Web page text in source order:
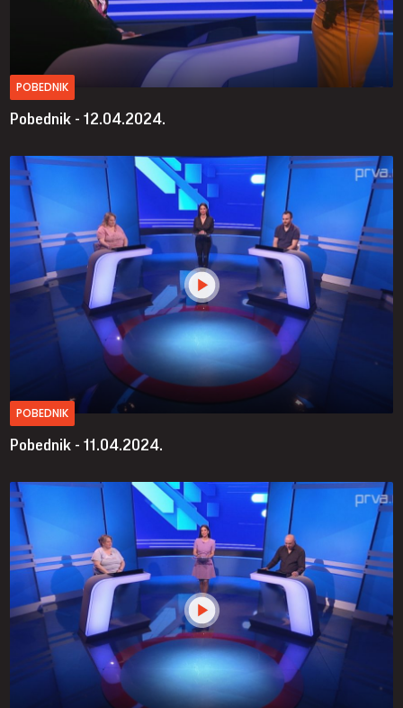
POBEDNIK
Pobednik - 12.04.2024.
POBEDNIK
Pobednik - 11.04.2024.